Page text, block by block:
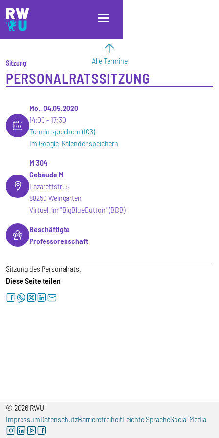
Direkt zum Inhalt
Direkt zur Hauptnavigation
Direkt zum Fußbereich
Alle Termine
Sitzung
PERSONALRATSSITZUNG
Mo., 04.05.2020
14:00
17:30
Termin speichern (ICS)
Im Google-Kalender speichern
M 304
Gebäude M
Lazarettstr. 5
88250 Weingarten
Virtuell im "BigBlueButton" (BBB)
Beschäftigte
Professorenschaft
Sitzung des Personalrats.
Diese Seite teilen
facebookwhatsapptwitterlinkedinletter
© 2026 RWU
ImpressumDatenschutzBarrierefreiheitLeichte SpracheSocial Media
instagramlinkedinyoutubefacebook